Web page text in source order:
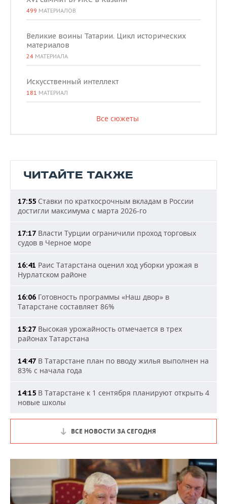
499 МАТЕРИАЛОВ
Великие воины Татарии. Цикл исторических
материалов
24 МАТЕРИАЛА
Искусственный интеллект
181 МАТЕРИАЛ
Все сюжеты
ЧИТАЙТЕ ТАКЖЕ
17:55 Ставки по краткосрочным вкладам в России
достигли максимума с марта 2026-го
17:17 Власти Турции ограничили проход торговых
судов в Черное море
16:41 Раис Татарстана оценил ход уборки урожая в
Нурлатском районе
16:06 Готовность программы «Наш двор» в
Татарстане составляет 86%
15:27 Высокая урожайность отмечается в трех
районах Татарстана
14:47 В Татарстане план по вводу жилья выполнен на
83% с начала года
14:15 В Татарстане к 1 сентября планируют открыть 4
новые школы
ВСЕ НОВОСТИ ЗА СЕГОДНЯ